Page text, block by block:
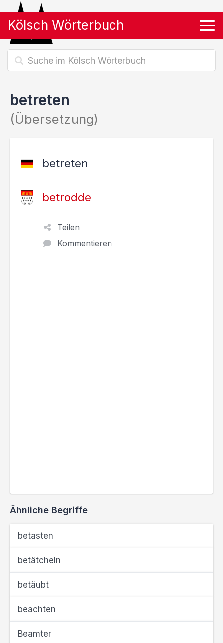
Kölsch Wörterbuch
betreten
(Übersetzung)
betreten
betrodde
Teilen
Kommentieren
Ähnliche Begriffe
betasten
betätcheln
betäubt
beachten
Beamter